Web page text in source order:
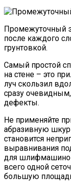
Промежуточный
после каждого
грунтовкой.
Самый простой
на стене – это
луч скользил
сразу
дефекты.
Не применяйте
абразивную
становится
выравнивания
для
всего одной
большую